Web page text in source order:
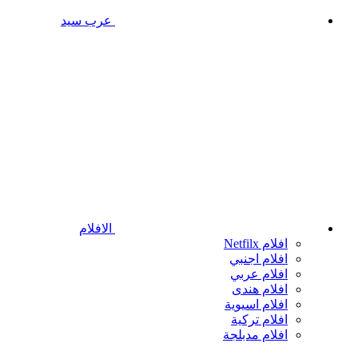
عرب سيد
الافلام
افلام Netfilx
افلام اجنبي
افلام عربي
افلام هندى
افلام اسيوية
افلام تركية
افلام مدبلجة